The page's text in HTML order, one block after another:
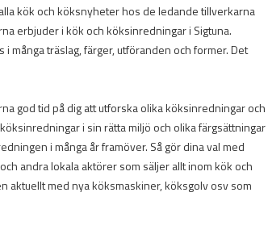
kök och köksnyheter hos de ledande tillverkarna
erbjuder i kök och köksinredningar i Sigtuna.
många träslag, färger, utföranden och former. Det
god tid på dig att utforska olika köksinredningar och
i sin rätta miljö och olika färgsättningar
i många år framöver. Så gör dina val med
andra lokala aktörer som säljer allt inom kök och
aktuellt med nya köksmaskiner, köksgolv osv som